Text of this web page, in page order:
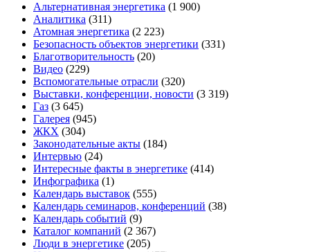
Альтернативная энергетика (1 900)
Аналитика (311)
Атомная энергетика (2 223)
Безопасность объектов энергетики (331)
Благотворительность (20)
Видео (229)
Вспомогательные отрасли (320)
Выставки, конференции, новости (3 319)
Газ (3 645)
Галерея (945)
ЖКХ (304)
Законодательные акты (184)
Интервью (24)
Интересные факты в энергетике (414)
Инфографика (1)
Календарь выставок (555)
Календарь семинаров, конференций (38)
Календарь событий (9)
Каталог компаний (2 367)
Люди в энергетике (205)